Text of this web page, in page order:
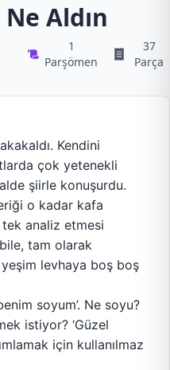
Aldın
1
Parşömen
37
Parça
Kendini
çok yetenekli
şiirle konuşurdu.
o kadar kafa
tek analiz etmesi
tam olarak
yeşim levhaya boş boş
soyum’. Ne soyu?
istiyor? ‘Güzel
için kullanılmaz